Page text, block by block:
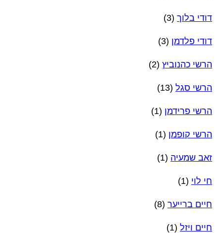
דודי בלוך (3)
דודי פלדמן (3)
הרשי כהנוביץ (2)
הרשי סגל (13)
הרשי פרידמן (1)
הרשי קופמן (1)
זאב שמעיה (1)
חי לוי (1)
חיים ברייער (8)
חיים ויזל (1)